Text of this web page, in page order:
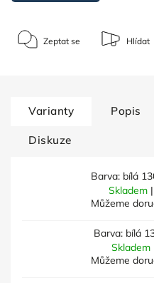
Zeptat se Hlídat
Varianty Popis
Diskuze
Barva: bílá
Skladem
Můžeme
Barva: bílá
Skladem
Můžeme